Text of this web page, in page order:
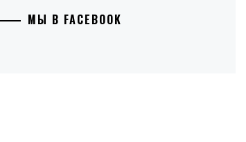
МЫ В FACEBOOK